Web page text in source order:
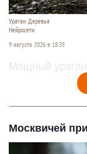
Ураган. Деревья
Нейросети
9 августа 2026 в 18:35
Мощный ураган
Москвичей